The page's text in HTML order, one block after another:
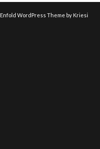
Enfold WordPress Theme by Kriesi